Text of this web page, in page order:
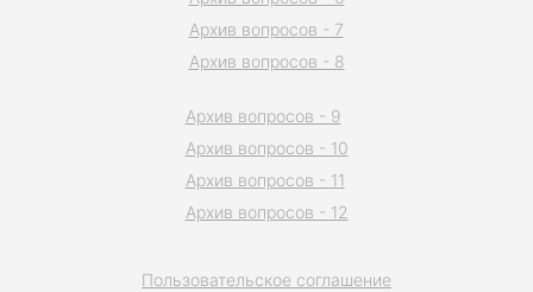
Пользовательское соглашение
Архив вопросов - 7
Архив вопросов - 8
Архив вопросов - 9
Архив вопросов - 10
Архив вопросов - 11
Архив вопросов - 12